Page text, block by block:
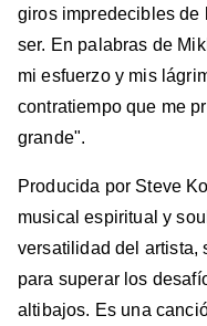
giros impredecibles de
ser. En palabras de
mi esfuerzo y mis
contratiempo que me
grande".
Producida por Steve
musical espiritual y
versatilidad del artista,
para superar los
altibajos. Es una